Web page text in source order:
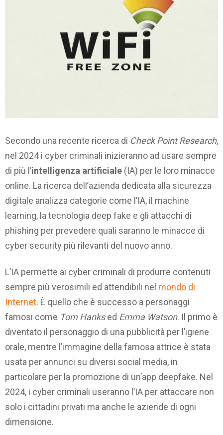
Secondo una recente ricerca di Check Point Research,
nel 2024 i cyber criminali inizieranno ad usare sempre
di più l’intelligenza artificiale (IA) per le loro minacce
online. La ricerca dell’azienda dedicata alla sicurezza
digitale analizza categorie come l’IA, il machine
learning, la tecnologia deep fake e gli attacchi di
phishing per prevedere quali saranno le minacce di
cyber security più rilevanti del nuovo anno.
L’IA permette ai cyber criminali di produrre contenuti
sempre più verosimili ed attendibili nel mondo di
Internet. È quello che è successo a personaggi
famosi come Tom Hanksed Emma Watson. Il primo è
diventato il personaggio di una pubblicità per l’igiene
orale, mentre l’immagine della famosa attrice è stata
usata per annunci su diversi social media, in
particolare per la promozione di un’app deepfake. Nel
2024, i cyber criminali useranno l’IA per attaccare non
solo i cittadini privati ma anche le aziende di ogni
dimensione.